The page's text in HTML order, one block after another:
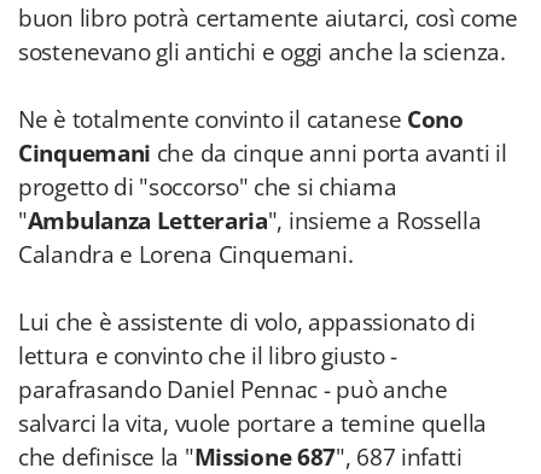
buon libro potrà certamente aiutarci, così come
sostenevano gli antichi e oggi anche la scienza.
Ne è totalmente convinto il catanese Cono
Cinquemani che da cinque anni porta avanti il
progetto di "soccorso" che si chiama
"Ambulanza Letteraria", insieme a Rossella
Calandra e Lorena Cinquemani.
Lui che è assistente di volo, appassionato di
lettura e convinto che il libro giusto -
parafrasando Daniel Pennac - può anche
salvarci la vita, vuole portare a temine quella
che definisce la "Missione 687", 687 infatti